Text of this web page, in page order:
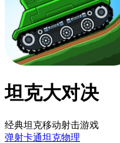
坦克大对决
经典坦克移动射击游戏
弹射卡通坦克物理